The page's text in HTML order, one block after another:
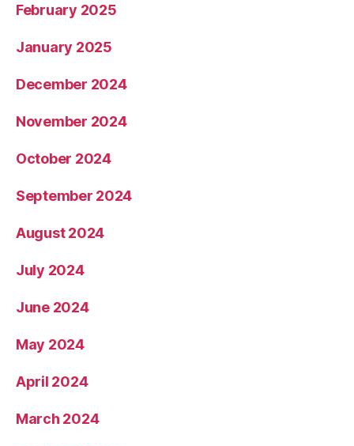
February 2025
January 2025
December 2024
November 2024
October 2024
September 2024
August 2024
July 2024
June 2024
May 2024
April 2024
March 2024